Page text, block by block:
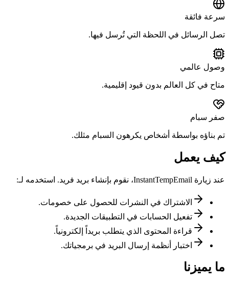
سرعة فائقة
تصل الرسائل في اللحظة التي تُرسل فيها.
وصول عالمي
متاح في كل العالم بدون قيود إقليمية.
صفر سبام
تم بناؤه بواسطة أشخاص يكرهون السبام مثلك.
كيف يعمل
عند زيارة InstantTempEmail، نقوم بإنشاء بريد فريد. استخدمه لـ:
الاشتراك في النشرات للحصول على خصومات.
تفعيل الحسابات في التطبيقات الجديدة.
قراءة المحتوى الذي يتطلب بريداً إلكترونياً.
اختبار أنظمة إرسال البريد في برمجياتك.
ما يميزنا